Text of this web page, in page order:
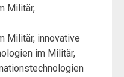
Militär,
Militär, innovative
im Militär,